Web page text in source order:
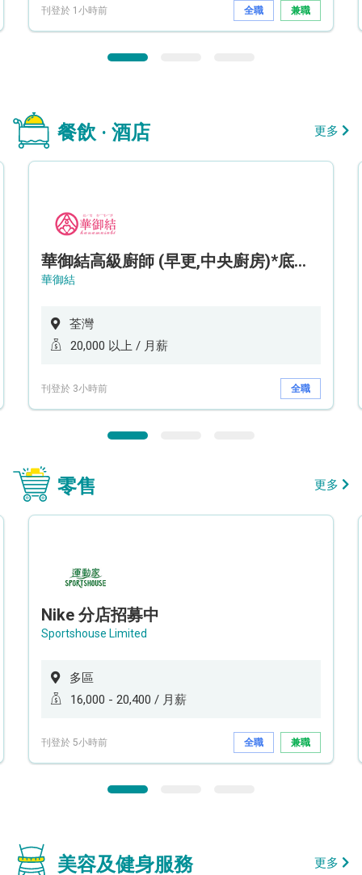
刊登於 1小時前 全職 兼職
餐飲 · 酒店 更多
華御結高級廚師 (早更,中央廚房)*底薪可達20k* (5天工作週)
華御結
荃灣
20,000 以上 / 月薪
刊登於 3小時前 全職
零售 更多
Nike 分店招募中
Sportshouse Limited
多區
16,000 - 20,400 / 月薪
刊登於 5小時前 全職 兼職
美容及健身服務 更多